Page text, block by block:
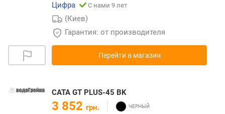
Цифра
С нами 9 лет
(Киев)
Гарантия: от производителя
Перейти в магазин
CATA GT PLUS-45 BK
3 852 грн.